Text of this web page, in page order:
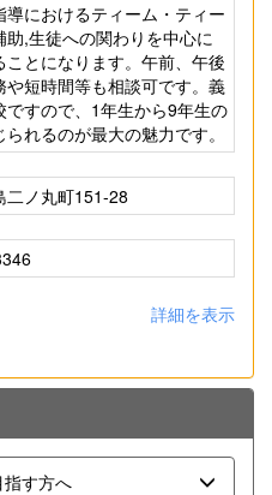
導におけるティーム・ティー
助,生徒への関わりを中心に
ことになります。午前、午後
や短時間等も相談可です。義
ですので、1年生から9年生の
れるのが最大の魅力です。
二ノ丸町151-28
詳細を表示
す方へ